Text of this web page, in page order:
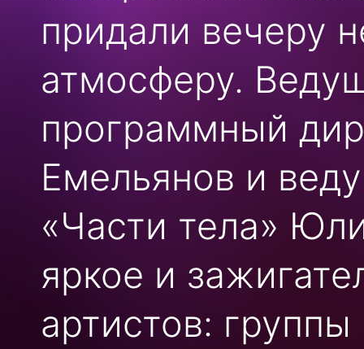
придали вечеру
атмосферу.
программный
Емельянов и
«Части тела»
яркое и
артистов: